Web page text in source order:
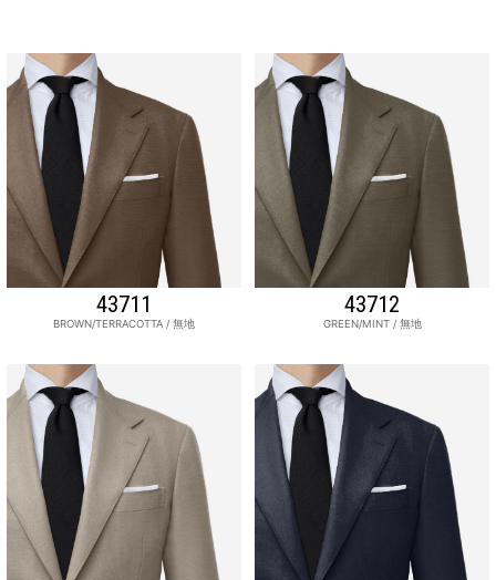
43711
BROWN/TERRACOTTA / 無地
43712
GREEN/MINT / 無地